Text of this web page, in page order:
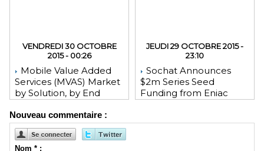
VENDREDI 30 OCTOBRE
2015 - 00:26
Mobile Value Added
Services (MVAS) Market
by Solution, by End
Geography - Global
Forecast and Analysis to
2020 - Reportlinker
JEUDI 29 OCTOBRE 2015 -
23:10
Sochat Announces
$2m Series Seed
Funding from Eniac
Zhang
Nouveau commentaire :
Nom * :